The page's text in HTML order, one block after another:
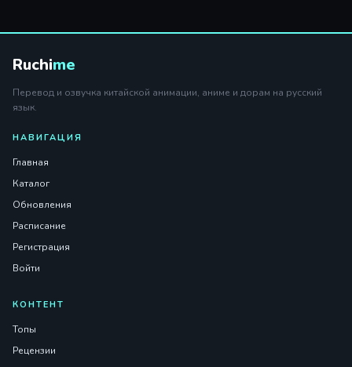
Ruchime
Перевод и озвучка китайской анимации, аниме и дорам на русский
язык.
НАВИГАЦИЯ
Главная
Каталог
Обновления
Расписание
Регистрация
Войти
КОНТЕНТ
Топы
Рецензии